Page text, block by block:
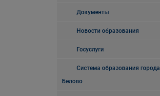
Документы
Новости образования
Госуслуги
Система образования города
Белово